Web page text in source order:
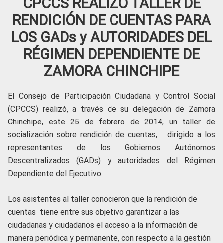
CPCCS REALIZÓ TALLER DE
RENDICIÓN DE CUENTAS PARA
LOS GADs y AUTORIDADES DEL
RÉGIMEN DEPENDIENTE DE
ZAMORA CHINCHIPE
El Consejo de Participación Ciudadana y Control Social
(CPCCS) realizó, a través de su delegación de Zamora
Chinchipe, este 25 de febrero de 2014, un taller de
socialización sobre rendición de cuentas, dirigido a los
representantes de los Gobiernos Autónomos
Descentralizados (GADs) y autoridades del Régimen
Dependiente del Ejecutivo.
Los asistentes al taller conocieron que la rendición de
cuentas tiene entre sus objetivo garantizar a las
ciudadanas y ciudadanos el acceso a la información de
manera periódica y permanente, con respecto a la gestión